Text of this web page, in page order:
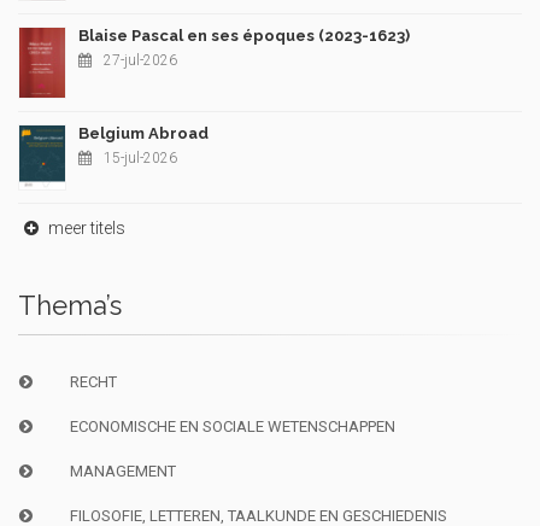
Blaise Pascal en ses époques (2023-1623)
27-jul-2026
Belgium Abroad
15-jul-2026
meer titels
Thema’s
RECHT
ECONOMISCHE EN SOCIALE WETENSCHAPPEN
MANAGEMENT
FILOSOFIE, LETTEREN, TAALKUNDE EN GESCHIEDENIS